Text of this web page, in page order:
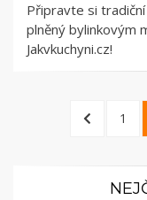
Připravte si
plněný bylinkovým
Jakvkuchyni.cz!
Stránkování
PREVIOUS
PAGE
1